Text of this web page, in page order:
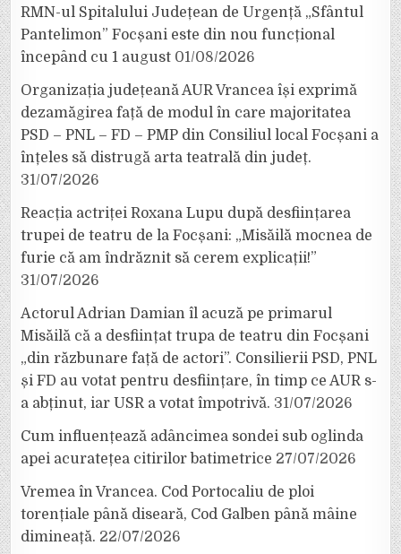
RMN-ul Spitalului Județean de Urgență „Sfântul
Pantelimon” Focșani este din nou funcțional
începând cu 1 august 01/08/2026
Organizația județeană AUR Vrancea își exprimă
dezamăgirea față de modul în care majoritatea
PSD – PNL – FD – PMP din Consiliul local Focșani a
înțeles să distrugă arta teatrală din județ.
31/07/2026
Reacția actriței Roxana Lupu după desființarea
trupei de teatru de la Focșani: „Misăilă mocnea de
furie că am îndrăznit să cerem explicații!”
31/07/2026
Actorul Adrian Damian îl acuză pe primarul
Misăilă că a desființat trupa de teatru din Focșani
„din răzbunare față de actori”. Consilierii PSD, PNL
și FD au votat pentru desființare, în timp ce AUR s-
a abținut, iar USR a votat împotrivă. 31/07/2026
Cum influențează adâncimea sondei sub oglinda
apei acuratețea citirilor batimetrice 27/07/2026
Vremea în Vrancea. Cod Portocaliu de ploi
torențiale până diseară, Cod Galben până mâine
dimineață. 22/07/2026